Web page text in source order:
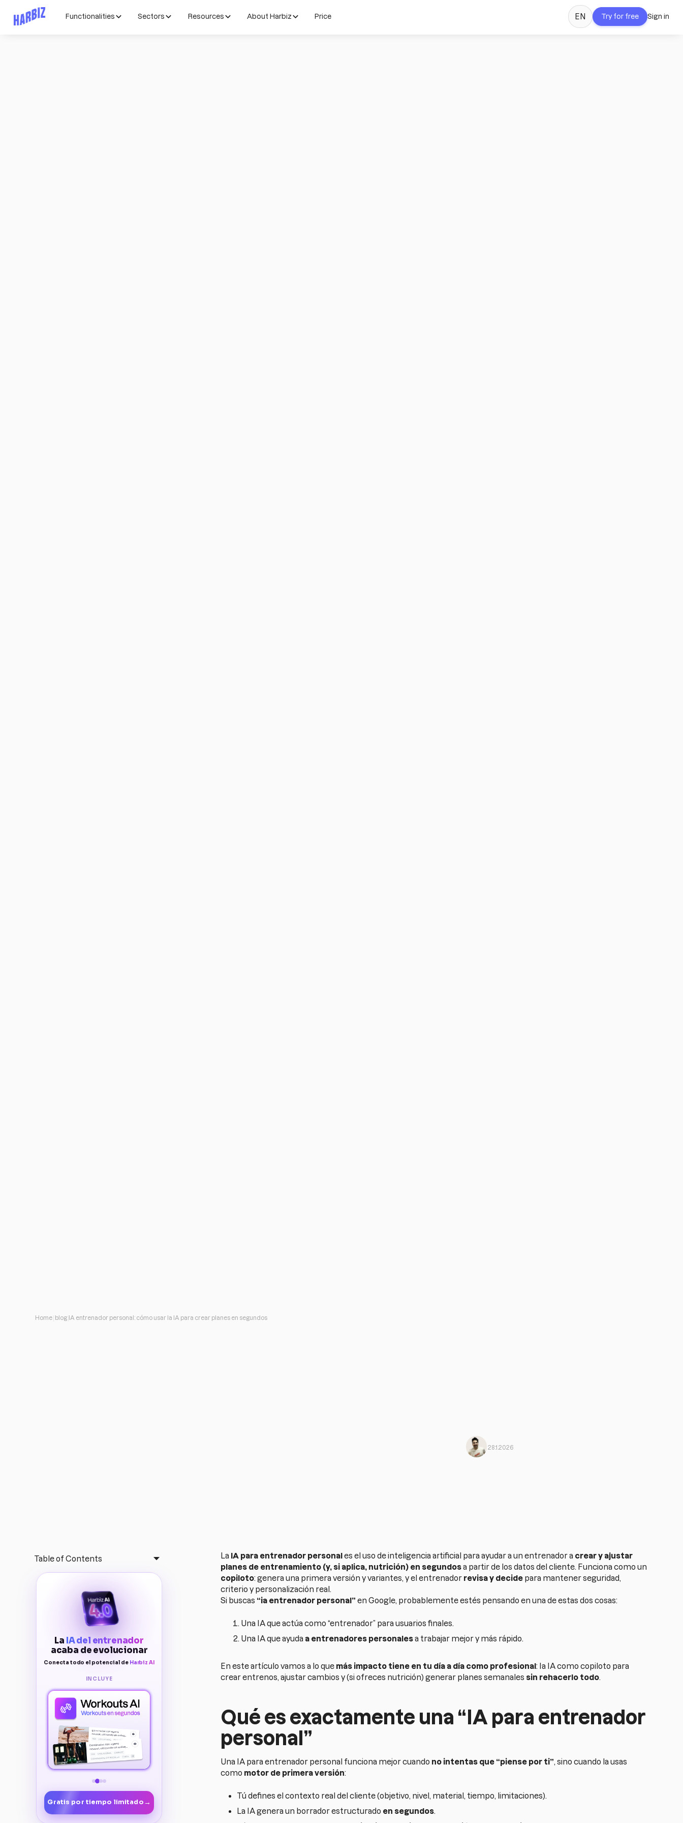
Functionalities Sectors Resources About Harbiz Price EN Try for free Sign in
Home blog IA entrenador personal: cómo usar la IA para crear planes en segundos
28.1.2026
Table of Contents
La IA del entrenador
acaba de evolucionar
Conecta todo el potencial de Harbiz AI
INCLUYE
Gratis por tiempo limitado→
La IA para entrenador personales el uso de inteligencia artificial para ayudar a un entrenador a crear y ajustar
planes de entrenamiento (y, si aplica, nutrición) en segundosa partir de los datos del cliente. Funciona como un
copiloto: genera una primera versión y variantes, y el entrenador revisa y decidepara mantener seguridad,
criterio y personalización real.
Si buscas “ia entrenador personal” en Google, probablemente estés pensando en una de estas dos cosas:
Una IA que actúa como “entrenador” para usuarios finales.
Una IA que ayuda a entrenadores personalesa trabajar mejor y más rápido.
En este artículo vamos a lo que más impacto tiene en tu día a día como profesional: Ia IA como copiloto para
crear entrenos, ajustar cambios y (si ofreces nutrición) generar planes semanales sin rehacerlo todo.
Qué es exactamente una “IA para entrenador
personal”
Una IA para entrenador personal funciona mejor cuando no intentas que “piense por ti”, sino cuando la usas
como motor de primera versión:
Tú defines el contexto real del cliente (objetivo, nivel, material, tiempo, limitaciones).
La IA genera un borrador estructurado en segundos.